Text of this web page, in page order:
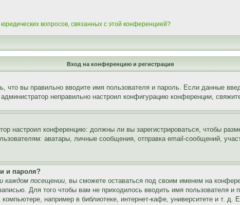
вопросов, связанных с этой конференцией?
Вход на конференцию и регистрация
что вы правильно вводите имя пользователя и пароль. Если данные
неправильно настроил конфигурацию конференции,
настроил конференцию: должны ли вы зарегистрироваться, чтобы
аватары, личные сообщения, отправка email-сообщений,
и пароля?
каждом посещении, вы сможете оставаться под своим именем на
Для того чтобы вам не приходилось вводить имя пользователя
например в библиотеке, интернет-кафе, университете и т. д.